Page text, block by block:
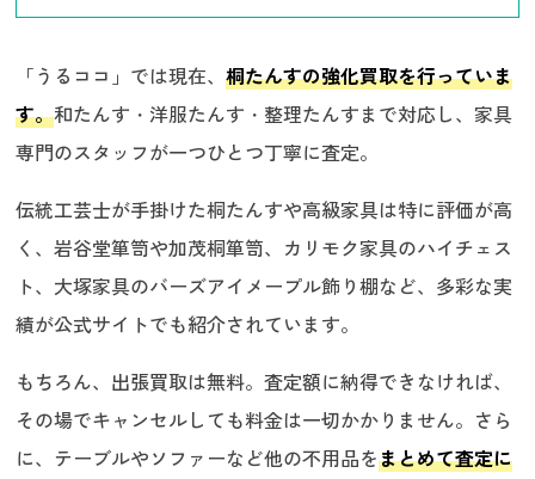
「うるココ」では現在、桐たんすの強化買取を行っていま
す。和たんす・洋服たんす・整理たんすまで対応し、家具
専門のスタッフが一つひとつ丁寧に査定。
伝統工芸士が手掛けた桐たんすや高級家具は特に評価が高
く、岩谷堂箪笥や加茂桐箪笥、カリモク家具のハイチェス
ト、大塚家具のバーズアイメープル飾り棚など、多彩な実
績が公式サイトでも紹介されています。
もちろん、出張買取は無料。査定額に納得できなければ、
その場でキャンセルしても料金は一切かかりません。さら
に、テーブルやソファーなど他の不用品をまとめて査定に